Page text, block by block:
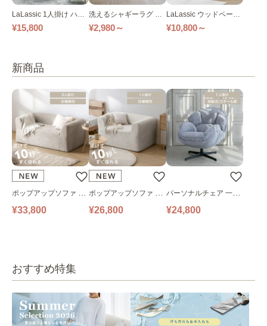
LaLassic 1人掛け ハイ
バック ソファ スリム グ
¥15,800
洗えるシャギーラグ 円
形 全5色
¥2,980～
LaLassic ウッドペール
ストッカー
¥10,800～
新商品
ポップアップソファ ソ
ファ フロアソファ 幅14
¥33,800
ポップアップソファ ソ
ファ フロアソファ 幅10
¥26,800
パーソナルチェア 一人
掛けソファ O’HANA ソ
¥24,800
おすすめ特集